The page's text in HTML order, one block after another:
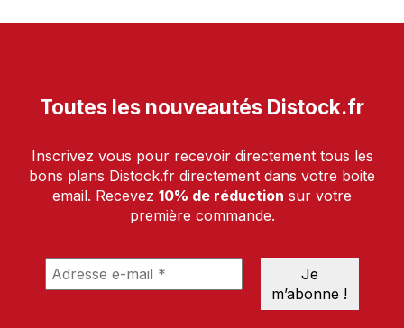
Toutes les nouveautés Distock.fr
Inscrivez vous pour recevoir directement tous les
bons plans Distock.fr directement dans votre boite
email. Recevez 10% de réduction sur votre
première commande.